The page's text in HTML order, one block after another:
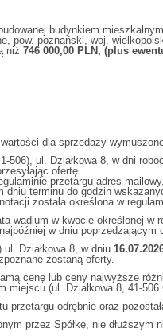
budynkiem
pow. poznański, woj.
niż 746 000,00 PLN, (plus
dla sprzedaży
ul. Działkowa 8, w dni
ofertę
przetargu adres
dniu terminu do godzin
została określona w
wadium w kwocie określonej w
w dniu
Działkowa 8, w dniu
zostaną oferty.
cenę lub ceny najwyższe
(ul. Działkowa 8, 41-
przetargu odrębnie oraz
przez Spółkę, nie